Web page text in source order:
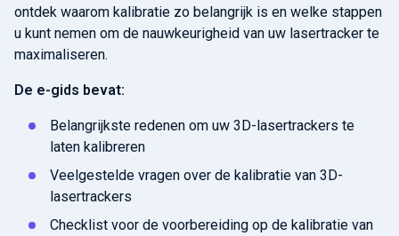
ontdek waarom kalibratie zo belangrijk is en welke stappen
u kunt nemen om de nauwkeurigheid van uw lasertracker te
maximaliseren.
De e-gids bevat:
Belangrijkste redenen om uw 3D-lasertrackers te
laten kalibreren
Veelgestelde vragen over de kalibratie van 3D-
lasertrackers
Checklist voor de voorbereiding op de kalibratie van